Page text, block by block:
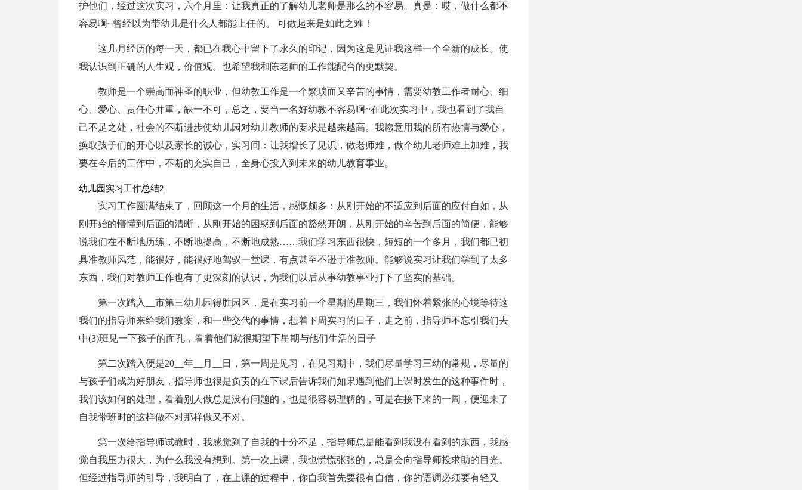
护他们，经过这次实习，六个月里：让我真正的了解幼儿老师是那么的不容易。真是：哎，做什么都不
容易啊~曾经以为带幼儿是什么人都能上任的。 可做起来是如此之难！
这几月经历的每一天，都已在我心中留下了永久的印记，因为这是见证我这样一个全新的成长。使
我认识到正确的人生观，价值观。也希望我和陈老师的工作能配合的更默契。
教师是一个崇高而神圣的职业，但幼教工作是一个繁琐而又辛苦的事情，需要幼教工作者耐心、细
心、爱心、责任心并重，缺一不可，总之，要当一名好幼教不容易啊~在此次实习中，我也看到了我自
己不足之处，社会的不断进步使幼儿园对幼儿教师的要求是越来越高。我愿意用我的所有热情与爱心，
换取孩子们的开心以及家长的诚心，实习间：让我增长了见识，做老师难，做个幼儿老师难上加难，我
要在今后的工作中，不断的充实自己，全身心投入到未来的幼儿教育事业。
幼儿园实习工作总结2
实习工作圆满结束了，回顾这一个月的生活，感慨颇多：从刚开始的不适应到后面的应付自如，从
刚开始的懵懂到后面的清晰，从刚开始的困惑到后面的豁然开朗，从刚开始的辛苦到后面的简便，能够
说我们在不断地历练，不断地提高，不断地成熟……我们学习东西很快，短短的一个多月，我们都已初
具准教师风范，能很好，能很好地驾驭一堂课，有点甚至不逊于准教师。能够说实习让我们学到了太多
东西，我们对教师工作也有了更深刻的认识，为我们以后从事幼教事业打下了坚实的基础。
第一次踏入__市第三幼儿园得胜园区，是在实习前一个星期的星期三，我们怀着紧张的心境等待这
我们的指导师来给我们教案，和一些交代的事情，想着下周实习的日子，走之前，指导师不忘引我们去
中(3)班见一下孩子的面孔，看着他们就很期望下星期与他们生活的日子
第二次踏入便是20__年__月__日，第一周是见习，在见习期中，我们尽量学习三幼的常规，尽量的
与孩子们成为好朋友，指导师也很是负责的在下课后告诉我们如果遇到他们上课时发生的这种事件时，
我们该如何的处理，看着别人做总是没有问题的，也是很容易理解的，可是在接下来的一周，便迎来了
自我带班时的这样做不对那样做又不对。
第一次给指导师试教时，我感觉到了自我的十分不足，指导师总是能看到我没有看到的东西，我感
觉自我压力很大，为什么我没有想到。第一次上课，我也慌慌张张的，总是会向指导师投求助的目光。
但经过指导师的引导，我明白了，在上课的过程中，你自我首先要很有自信，你的语调必须要有轻又